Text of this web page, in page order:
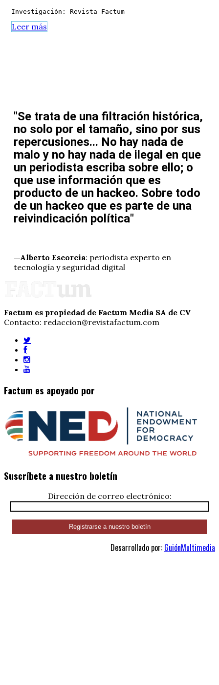
Investigación: Revista Factum
Leer más
"Se trata de una filtración histórica,
no solo por el tamaño, sino por sus
repercusiones... No hay nada de
malo y no hay nada de ilegal en que
un periodista escriba sobre ello; o
que use información que es
producto de un hackeo. Sobre todo
de un hackeo que es parte de una
reivindicación política"
—Alberto Escorcia: periodista experto en
tecnología y seguridad digital
Factum es propiedad de Factum Media SA de CV
Contacto: redaccion@revistafactum.com
Factum es apoyado por
Suscríbete a nuestro boletín
Dirección de correo electrónico:
Desarrollado por: GuiónMultimedia